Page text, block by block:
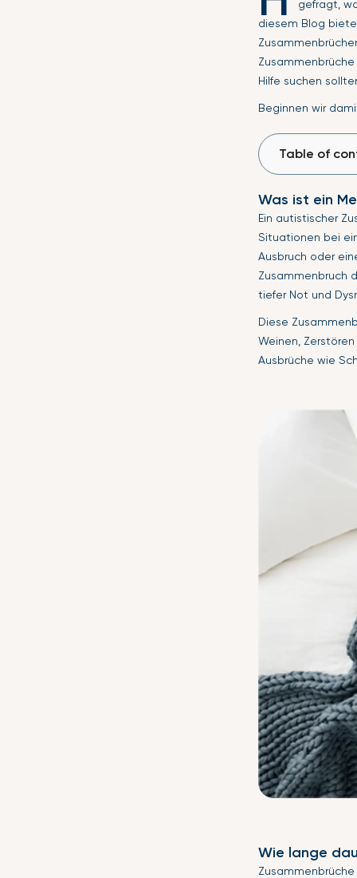
gefragt,
diesem Blog
Hilfe suchen
Beginnen wir
Table of
Was ist ein
Ein autistischer
Situationen bei
Ausbruch oder
Zusammenbruch
tiefer Not und
Diese
Weinen,
Ausbrüche wie
Wie lange